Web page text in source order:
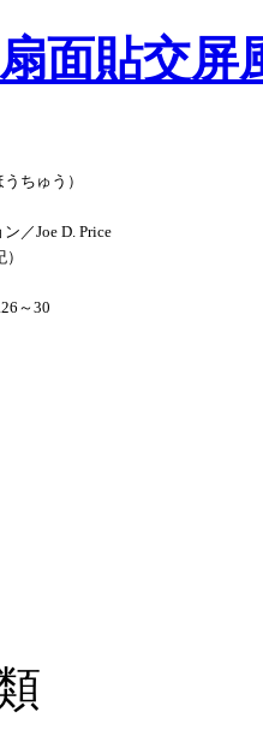
面貼交屏
ちゅう）
／Joe D. Price
～30